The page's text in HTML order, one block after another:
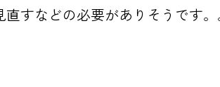
すなどの必要がありそうです。